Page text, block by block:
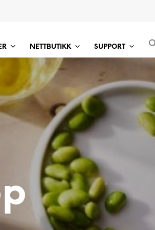
NETTBUTIKK SUPPORT